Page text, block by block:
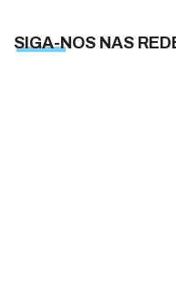
SIGA-NOS NAS